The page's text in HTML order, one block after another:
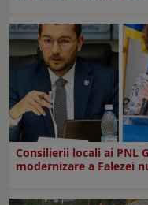
Consilierii locali ai PNL
modernizare a Falezei